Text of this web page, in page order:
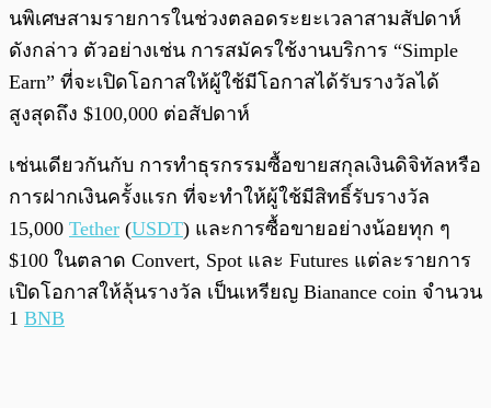
นพิเศษสามรายการในช่วงตลอดระยะเวลาสามสัปดาห์
ดังกล่าว ตัวอย่างเช่น การสมัครใช้งานบริการ “Simple
Earn” ที่จะเปิดโอกาสให้ผู้ใช้มีโอกาสได้รับรางวัลได้
สูงสุดถึง $100,000 ต่อสัปดาห์
เช่นเดียวกันกับ การทำธุรกรรมซื้อขายสกุลเงินดิจิทัลหรือ
การฝากเงินครั้งแรก ที่จะทำให้ผู้ใช้มีสิทธิ์รับรางวัล
15,000 Tether (USDT) และการซื้อขายอย่างน้อยทุก ๆ
$100 ในตลาด Convert, Spot และ Futures แต่ละรายการ
เปิดโอกาสให้ลุ้นรางวัล เป็นเหรียญ Bianance coin จำนวน
1 BNB